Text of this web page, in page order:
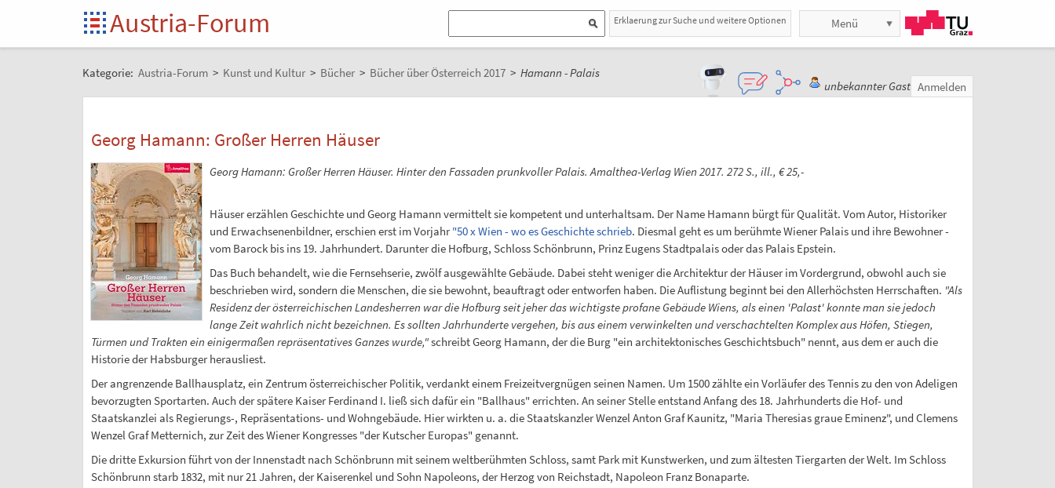
Austria-Forum Erklaerung zur Suche und weitere Optionen Menü
Kategorie: Austria-Forum > Kunst und Kultur > Bücher > Bücher über Österreich 2017 > Hamann - Palais
unbekannter Gast Anmelden
Georg Hamann: Großer Herren Häuser
Georg Hamann: Großer Herren Häuser. Hinter den Fassaden prunkvoller Palais. Amalthea-Verlag Wien 2017. 272 S., ill., € 25,-
Häuser erzählen Geschichte und Georg Hamann vermittelt sie kompetent und unterhaltsam. Der Name Hamann bürgt für Qualität. Vom Autor, Historiker
und Erwachsenenbildner, erschien erst im Vorjahr"50 x Wien - wo es Geschichte schrieb. Diesmal geht es um berühmte Wiener Palais und ihre Bewohner -
vom Barock bis ins 19. Jahrhundert. Darunter die Hofburg, Schloss Schönbrunn, Prinz Eugens Stadtpalais oder das Palais Epstein.
Das Buch behandelt, wie die Fernsehserie, zwölf ausgewählte Gebäude. Dabei steht weniger die Architektur der Häuser im Vordergrund, obwohl auch sie
beschrieben wird, sondern die Menschen, die sie bewohnt, beauftragt oder entworfen haben. Die Auflistung beginnt bei den Allerhöchsten Herrschaften. "Als
Residenz der österreichischen Landesherren war die Hofburg seit jeher das wichtigste profane Gebäude Wiens, als einen 'Palast' konnte man sie jedoch
lange Zeit wahrlich nicht bezeichnen. Es sollten Jahrhunderte vergehen, bis aus einem verwinkelten und verschachtelten Komplex aus Höfen, Stiegen,
Türmen und Trakten ein einigermaßen repräsentatives Ganzes wurde,"schreibt Georg Hamann, der die Burg "ein architektonisches Geschichtsbuch" nennt, aus dem er auch die
Historie der Habsburger herausliest.
Der angrenzende Ballhausplatz, ein Zentrum österreichischer Politik, verdankt einem Freizeitvergnügen seinen Namen. Um 1500 zählte ein Vorläufer des Tennis zu den von Adeligen
bevorzugten Sportarten. Auch der spätere Kaiser Ferdinand I. ließ sich dafür ein "Ballhaus" errichten. An seiner Stelle entstand Anfang des 18. Jahrhunderts die Hof- und
Staatskanzlei als Regierungs-, Repräsentations- und Wohngebäude. Hier wirkten u. a. die Staatskanzler Wenzel Anton Graf Kaunitz, "Maria Theresias graue Eminenz", und Clemens
Wenzel Graf Metternich, zur Zeit des Wiener Kongresses "der Kutscher Europas" genannt.
Die dritte Exkursion führt von der Innenstadt nach Schönbrunn mit seinem weltberühmten Schloss, samt Park mit Kunstwerken, und zum ältesten Tiergarten der Welt. Im Schloss
Schönbrunn starb 1832, mit nur 21 Jahren, der Kaiserenkel und Sohn Napoleons, der Herzog von Reichstadt, Napoleon Franz Bonaparte.